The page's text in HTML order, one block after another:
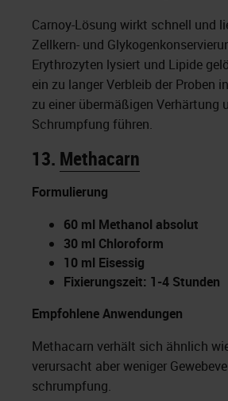
Carnoy-Lösung wirkt schnell und
Zellkern- und
Erythrozyten lysiert und Lipide
ein zu langer Verbleib der Proben
zu einer übermäßigen Verhärtung
Schrumpfung führen.
13. Methacarn
Formulierung
60 ml Methanol absolut
30 ml Chloroform
10 ml Eisessig
Fixierungszeit: 1-4 Stunden
Empfohlene Anwendungen
Methacarn verhält sich ähnlich
verursacht aber weniger
schrumpfung.